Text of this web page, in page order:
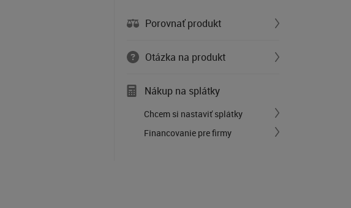
Porovnať produkt
Otázka na produkt
Nákup na splátky
Chcem si nastaviť splátky
Financovanie pre firmy